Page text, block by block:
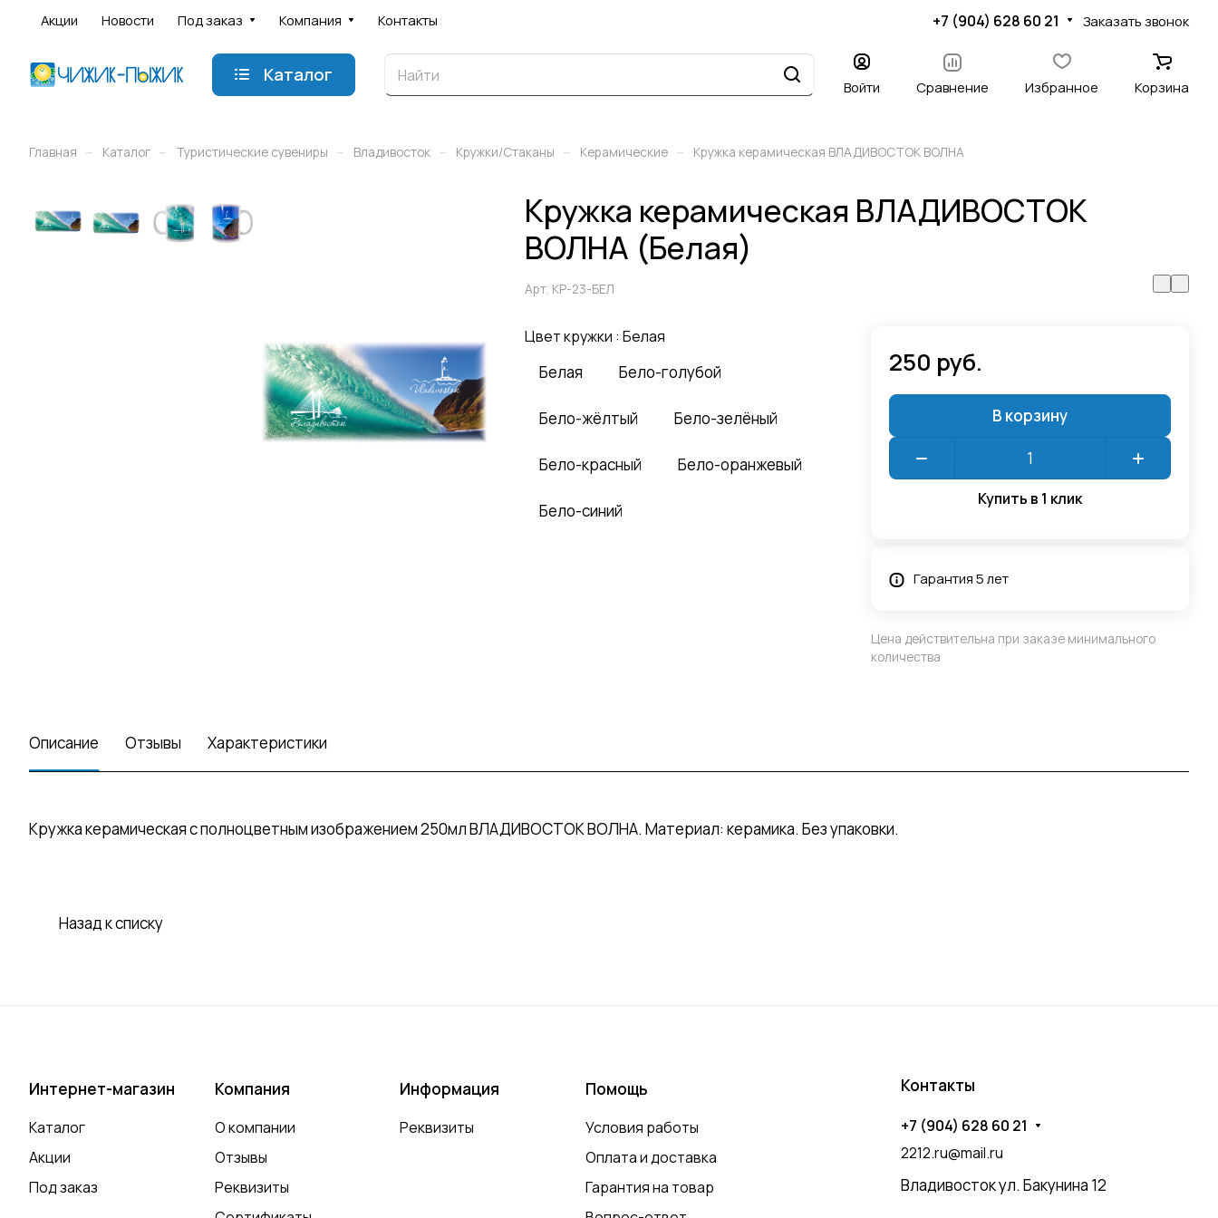
Акции Новости Под заказ Компания Контакты +7 (904) 628 60 21 Заказать звонок
Каталог
Войти Сравнение Избранное Корзина
Главная – Каталог – Туристические сувениры – Владивосток – Кружки/Стаканы – Керамические – Кружка керамическая ВЛАДИВОСТОК ВОЛНА
Кружка керамическая ВЛАДИВОСТОК
ВОЛНА (Белая)
Арт. КР-23-БЕЛ
Цвет кружки : Белая
Белая Бело-голубой
Бело-жёлтый Бело-зелёный
Бело-красный Бело-оранжевый
Бело-синий
250 руб.
В корзину
Купить в 1 клик
Гарантия 5 лет
Цена действительна при заказе минимального
количества
Описание Отзывы Характеристики
Кружка керамическая с полноцветным изображением 250мл ВЛАДИВОСТОК ВОЛНА. Материал: керамика. Без упаковки.
Назад к списку
Интернет-магазин
Каталог
Акции
Под заказ
Компания
О компании
Отзывы
Реквизиты
Информация
Реквизиты
Помощь
Условия работы
Оплата и доставка
Гарантия на товар
Контакты
+7 (904) 628 60 21
2212.ru@mail.ru
Владивосток ул. Бакунина 12